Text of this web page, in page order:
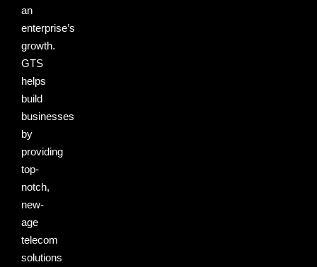
an
enterprise’s
growth.
GTS
helps
build
businesses
by
providing
top-
notch,
new-
age
telecom
solutions